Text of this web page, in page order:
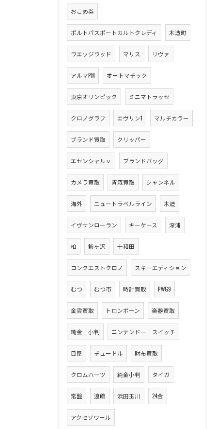
おこめ券
ポルトパスポートカルトクレディ 木造町
ウエッジウッド マリス リヴァ
アルマPM オートマチック
東京オリンピック ミニマトラッセ
クロノグラフ エヴリン1 マルチカラー
ブランド買取 クリッパー
エセンシャルｖ ブランドバッグ
カメラ買取 青森買取 シャンネル
海外 ニュートラベルライン 木造
イヴサンローラン キーケース 深浦
柏 鯵ヶ沢 十和田
コンクエストクロノ スキーエディション
むつ むつ市 時計買取 PWG9
金貨買取 トロンボーン 楽器買取
純金 小判 ニンテンドー スイッチ
目屋 チュードル 財布買取
クロムハーツ 純金小判 タイガ
常盤 浪館 浜田玉川 24金
アクセソワール